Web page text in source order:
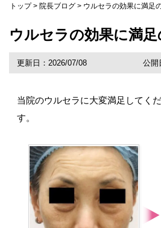
トップ > 院長ブログ > ウルセラの効果に満足
ウルセラの効果に満
更新日：2026/07/08 公開
当院のウルセラに大変満足してく
す。